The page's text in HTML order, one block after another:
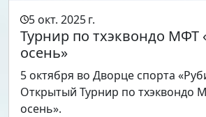
5 окт. 2025 г.
Турнир по тхэквондо МФТ
осень»
5 октября во Дворце спорта
Открытый Турнир по тхэквондо
осень».